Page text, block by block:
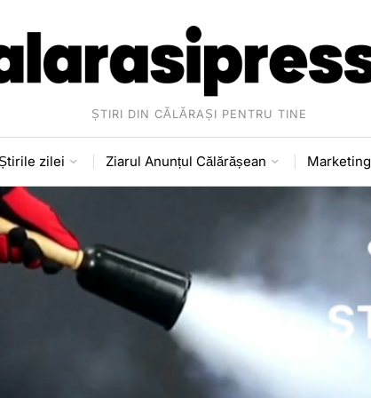
ȘTIRI DIN CĂLĂRAȘI PENTRU TINE
zilei Ziarul Anunțul Călărășean Marketing